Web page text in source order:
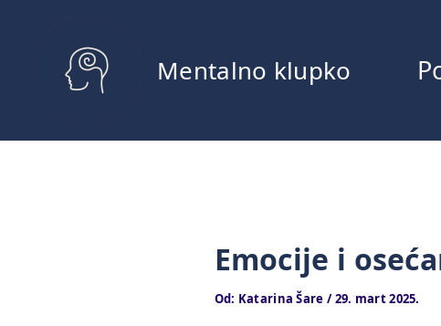
Mentalno klupko
Emocije i
Od: Katarina Šare /29. mart 2025.